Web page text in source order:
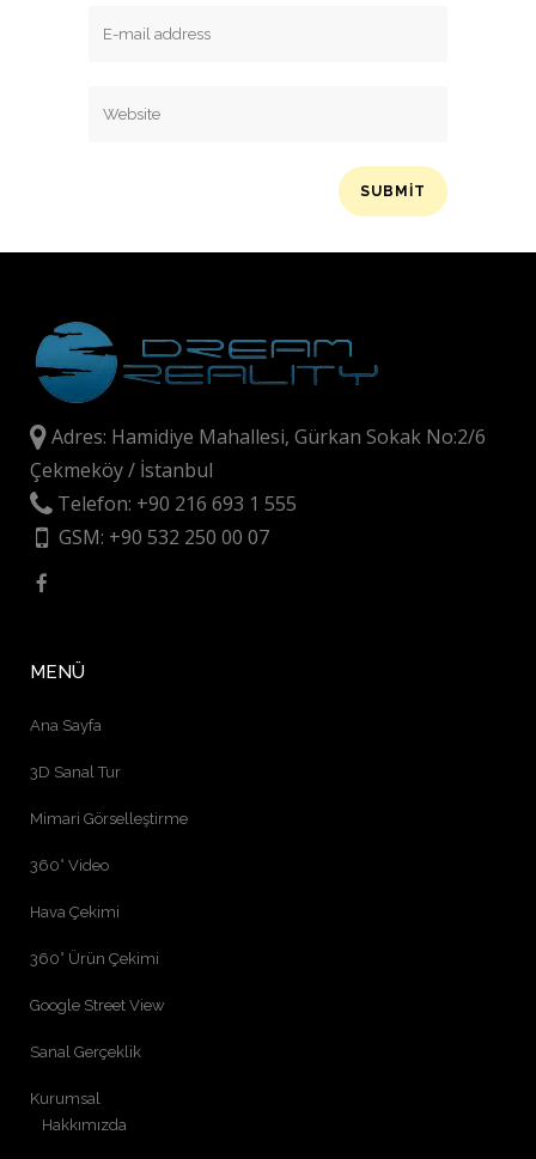
Adres: Hamidiye Mahallesi, Gürkan Sokak No:2/6
Çekmeköy / İstanbul
Telefon: +90 216 693 1 555
GSM: +90 532 250 00 07
MENÜ
Ana Sayfa
3D Sanal Tur
Mimari Görselleştirme
360° Video
Hava Çekimi
360° Ürün Çekimi
Google Street View
Sanal Gerçeklik
Kurumsal
Hakkımızda